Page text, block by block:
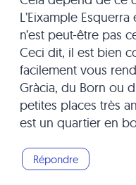
L’Eixample
n’est peut-être pas
Ceci dit, il est bien
facilement vous
Gràcia, du Born ou
petites places très
est un quartier en
Répondre